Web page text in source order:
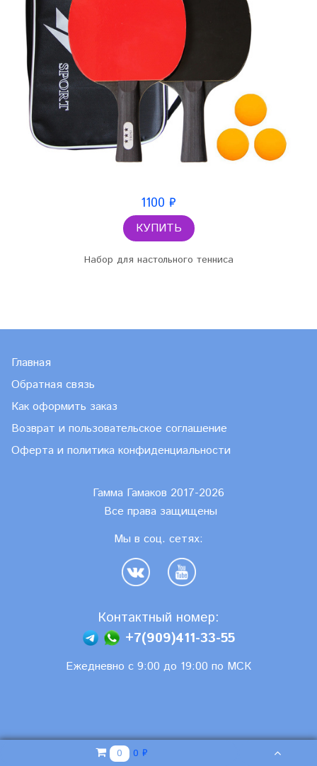
1100 ₽
КУПИТЬ
Набор для настольного тенниса
Главная
Обратная связь
Как оформить заказ
Возврат и пользовательское соглашение
Оферта и политика конфиденциальности
Гамма Гамаков 2017-2026
Все права защищены
Мы в соц. сетях:
Контактный номер:
+7(909)411-33-55
Ежедневно с 9:00 до 19:00 по МСК
0 0 ₽